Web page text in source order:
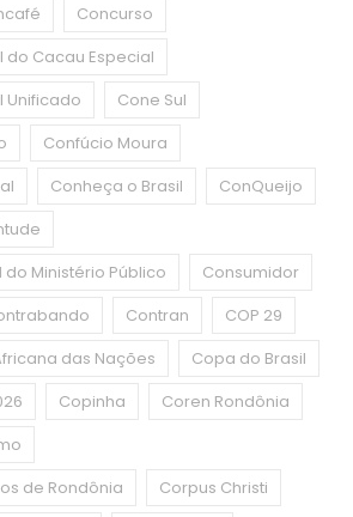
Concurso
do Cacau Especial
Unificado
Cone Sul
Confúcio Moura
Conheça o Brasil
ConQueijo
Ministério Público
Consumidor
Contran
COP 29
das Nações
Copa do Brasil
Copinha
Coren Rondônia
de Rondônia
Corpus Christi